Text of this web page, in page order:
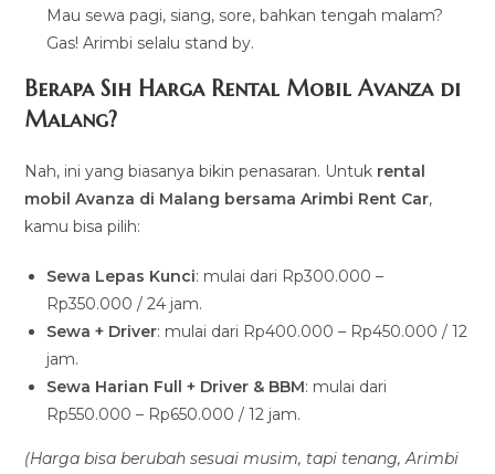
Mau sewa pagi, siang, sore, bahkan tengah malam?
Gas! Arimbi selalu stand by.
Berapa Sih Harga Rental Mobil Avanza di
Malang?
Nah, ini yang biasanya bikin penasaran. Untuk rental
mobil Avanza di Malang bersama Arimbi Rent Car,
kamu bisa pilih:
Sewa Lepas Kunci: mulai dari Rp300.000 –
Rp350.000 / 24 jam.
Sewa + Driver: mulai dari Rp400.000 – Rp450.000 / 12
jam.
Sewa Harian Full + Driver & BBM: mulai dari
Rp550.000 – Rp650.000 / 12 jam.
(Harga bisa berubah sesuai musim, tapi tenang, Arimbi